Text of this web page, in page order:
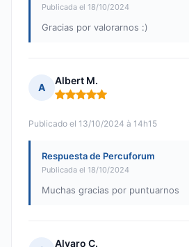
Publicada el 18/10/2024
Gracias por valorarnos :)
A
Albert M.
Nota: 5 de 5
Publicado el 13/10/2024 à 14h15
Respuesta de Percuforum
Publicada el 18/10/2024
Muchas gracias por puntuarnos
Alvaro C.